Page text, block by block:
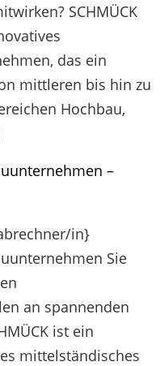
SCHMÜCK
das ein
mittleren bis hin zu
Hochbau,
–
in}
Sie
an spannenden
ist ein
mittelständisches